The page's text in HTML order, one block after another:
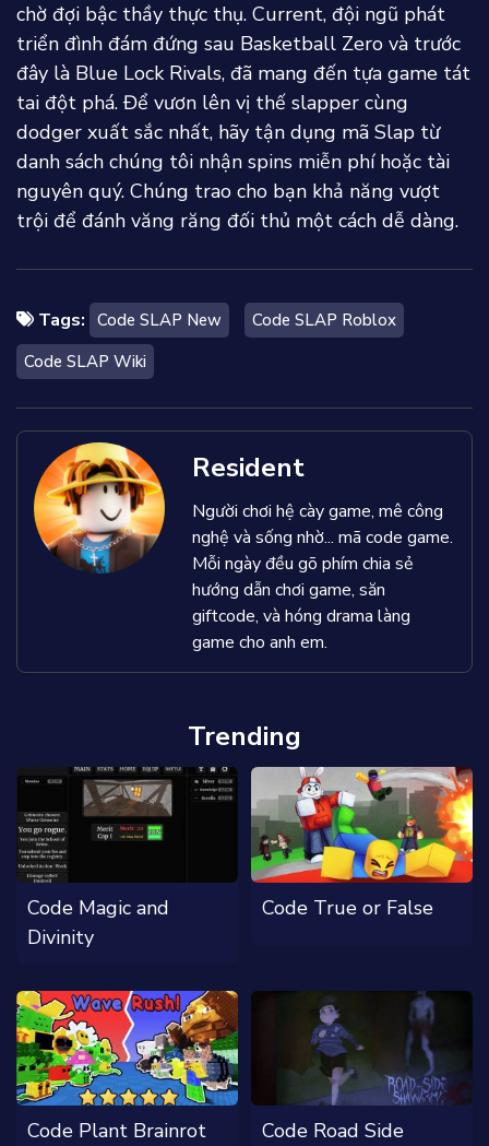
chờ đợi bậc thầy thực thụ. Current, đội ngũ phát
triển đình đám đứng sau Basketball Zero và trước
đây là Blue Lock Rivals, đã mang đến tựa game tát
tai đột phá. Để vươn lên vị thế slapper cùng
dodger xuất sắc nhất, hãy tận dụng mã Slap từ
danh sách chúng tôi nhận spins miễn phí hoặc tài
nguyên quý. Chúng trao cho bạn khả năng vượt
trội để đánh văng răng đối thủ một cách dễ dàng.
Tags: Code SLAP New
Code SLAP Roblox
Code SLAP Wiki
Resident
Người chơi hệ cày game, mê công
nghệ và sống nhờ... mã code game.
Mỗi ngày đều gõ phím chia sẻ
hướng dẫn chơi game, săn
giftcode, và hóng drama làng
game cho anh em.
Trending
Code Magic and
Divinity
Code True or False
Code Plant Brainrot
Code Road Side